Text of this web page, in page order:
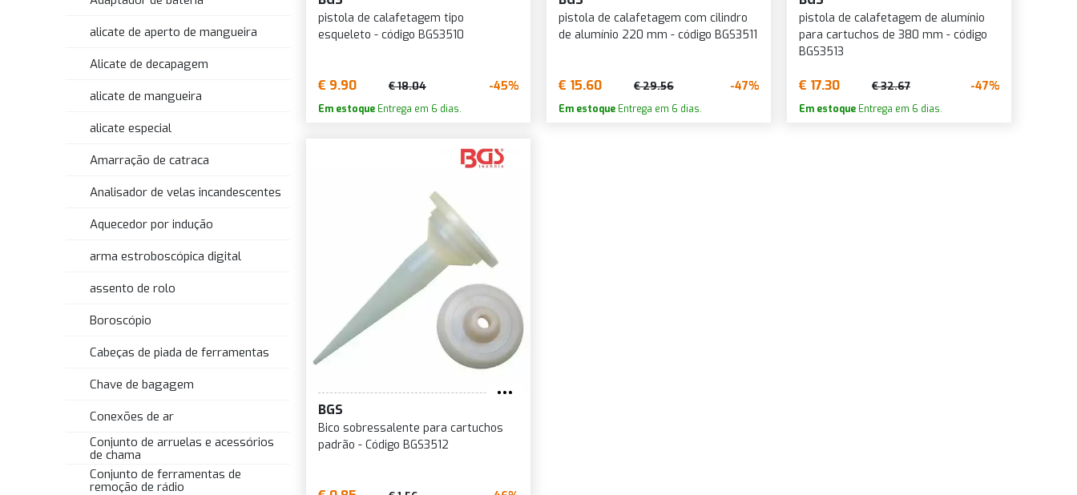
alicate de aperto de mangueira
Alicate de decapagem
alicate de mangueira
alicate especial
Amarração de catraca
Analisador de velas incandescentes
Aquecedor por indução
arma estroboscópica digital
assento de rolo
Boroscópio
Cabeças de piada de ferramentas
Chave de bagagem
Conexões de ar
Conjunto de arruelas e acessórios
de chama
Conjunto de ferramentas de
remoção de rádio
pistola de calafetagem tipo
esqueleto - código BGS3510
€ 9.90 € 18.04 -45%
Em estoque Entrega em 6 dias.
pistola de calafetagem com cilindro
de alumínio 220 mm - código BGS3511
€ 15.60 € 29.56 -47%
Em estoqueEntrega em 6 dias.
pistola de calafetagem de alumínio
para cartuchos de 380 mm - código
BGS3513
€ 17.30 € 32.67 -47%
Em estoqueEntrega em 6 dias.
BGS
Bico sobressalente para cartuchos
padrão - Código BGS3512